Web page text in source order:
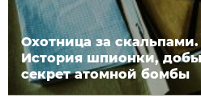
Охотница за скальпами.
История шпионки,
секрет атомной бомбы